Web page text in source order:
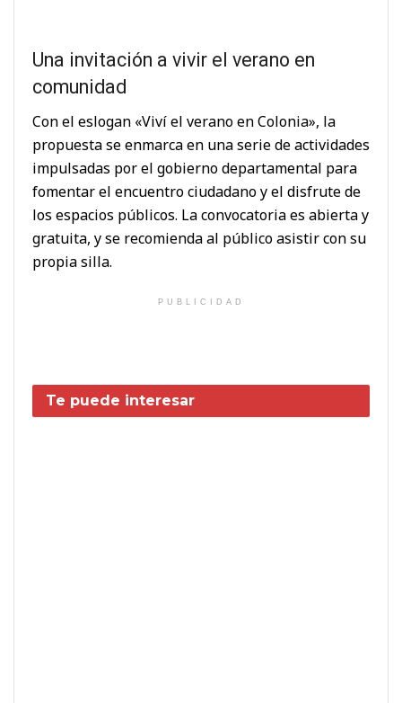
Una invitación a vivir el verano en
comunidad
Con el eslogan «Viví el verano en Colonia», la
propuesta se enmarca en una serie de actividades
impulsadas por el gobierno departamental para
fomentar el encuentro ciudadano y el disfrute de
los espacios públicos. La convocatoria es abierta y
gratuita, y se recomienda al público asistir con su
propia silla.
PUBLICIDAD
Te puede interesar